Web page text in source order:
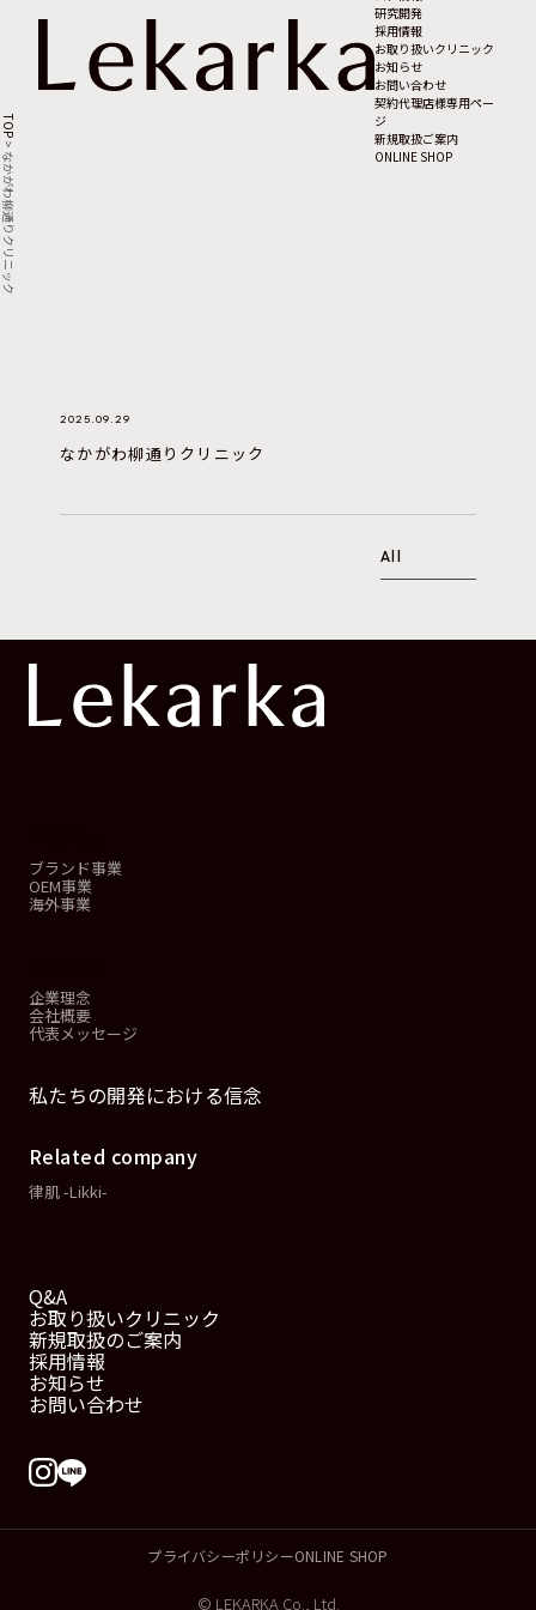
研究開発
採用情報
お取り扱いクリニック
お知らせ
お問い合わせ
契約代理店様専用ペー
ジ
新規取扱ご案内
ONLINE SHOP
TOP
>
なかがわ柳通りクリニック
2025.09.29
なかがわ柳通りクリニック
All
ブランド事業
OEM事業
海外事業
企業理念
会社概要
代表メッセージ
私たちの開発における信念
Related company
律肌 -Likki-
Q&A
お取り扱いクリニック
新規取扱のご案内
採用情報
お知らせ
お問い合わせ
プライバシーポリシーONLINE SHOP
© LEKARKA Co., Ltd.